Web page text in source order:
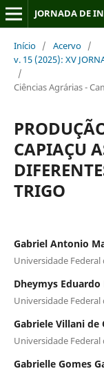
JORNADA DE
Início / Acervo /
v. 15 (2025): XV
/
Ciências Agrárias -
CAPIAÇU
TRIGO
Gabriel Antonio
Universidade Federal
Dheymys Eduardo
Universidade Federal
Gabriele Villani de
Universidade Federal
Gabrielle Gomes